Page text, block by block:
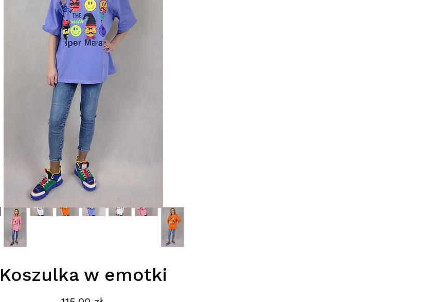
Koszulka w emotki